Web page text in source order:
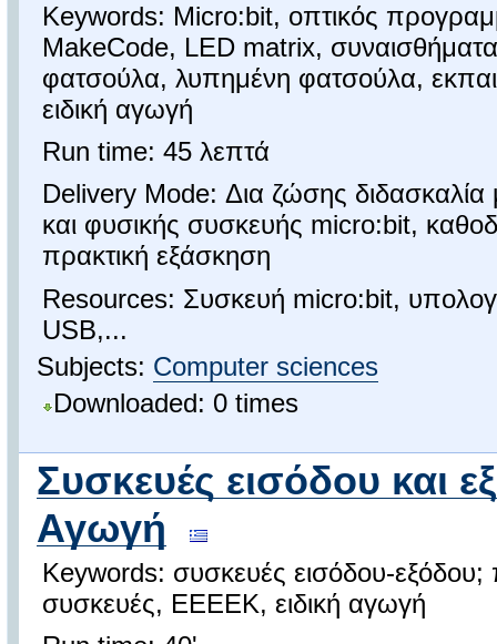
Keywords: Micro:bit, οπτικός
MakeCode, LED matrix,
φατσούλα, λυπημένη φατσούλα,
ειδική αγωγή
Run time: 45 λεπτά
Delivery Mode: Δια ζώσης
και φυσικής συσκευής micro:bit,
πρακτική εξάσκηση
Resources: Συσκευή micro:bit,
USB,...
Subjects: Computer sciences
Downloaded: 0 times
Συσκευές εισόδου και
Αγωγή
Keywords: συσκευές εισόδου-εξόδου;
συσκευές, ΕΕΕΕΚ, ειδική αγωγή